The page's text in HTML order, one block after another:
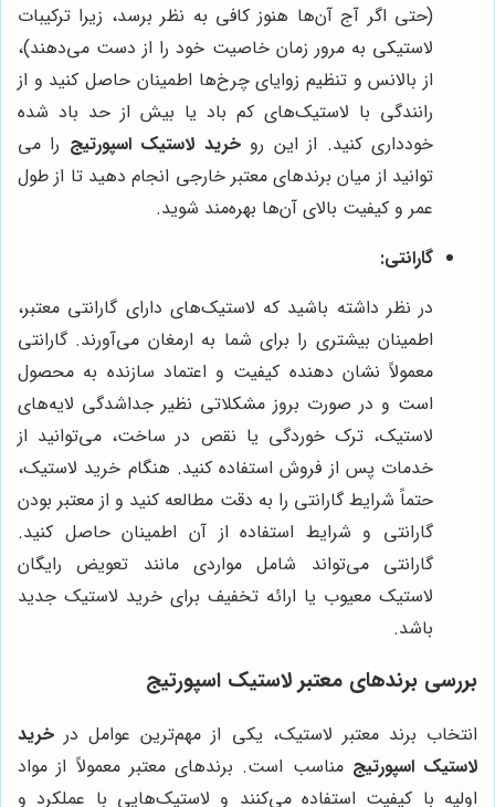
(حتی اگر آج آن‌ها هنوز کافی به نظر برسد، زیرا ترکیبات
لاستیکی به مرور زمان خاصیت خود را از دست می‌دهند)،
از بالانس و تنظیم زوایای چرخ‌ها اطمینان حاصل کنید و از
رانندگی با لاستیک‌های کم باد یا بیش از حد باد شده
خودداری کنید. از این روخرید لاستیک اسپورتیج را می
توانید از میان برندهای معتبر خارجی انجام دهید تا از طول
عمر و کیفیت بالای آن‌ها بهره‌مند شوید.
گارانتی:
در نظر داشته باشید که لاستیک‌های دارای گارانتی معتبر،
اطمینان بیشتری را برای شما به ارمغان می‌آورند. گارانتی
معمولاً نشان دهنده کیفیت و اعتماد سازنده به محصول
است و در صورت بروز مشکلاتی نظیر جداشدگی لایه‌های
لاستیک، ترک خوردگی یا نقص در ساخت، می‌توانید از
خدمات پس از فروش استفاده کنید. هنگام خرید لاستیک،
حتماً شرایط گارانتی را به دقت مطالعه کنید و از معتبر بودن
گارانتی و شرایط استفاده از آن اطمینان حاصل کنید.
گارانتی می‌تواند شامل مواردی مانند تعویض رایگان
لاستیک معیوب یا ارائه تخفیف برای خرید لاستیک جدید
باشد.
بررسی برندهای معتبر لاستیک اسپورتیج
انتخاب برند معتبر لاستیک، یکی از مهم‌ترین عوامل در خرید
لاستیک اسپورتیج مناسب است. برندهای معتبر معمولاً از مواد
اولیه با کیفیت استفاده می‌کنند و لاستیک‌هایی با عملکرد و